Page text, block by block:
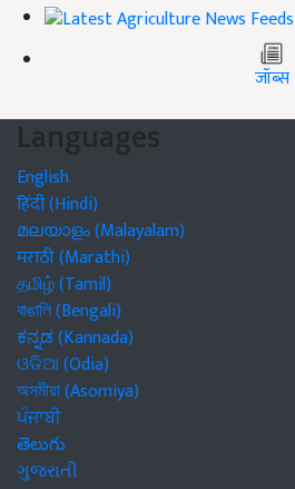
जॉब्स
Languages
English
हिंदी (Hindi)
മലയാളം (Malayalam)
मराठी (Marathi)
தமிழ் (Tamil)
বাঙালি (Bengali)
ಕನ್ನಡ (Kannada)
ଓଡିଆ (Odia)
অসমীয়া (Asomiya)
ਪੰਜਾਬੀ
తెలుగు
ગુજરાતી